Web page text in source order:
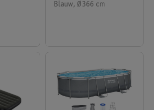
Blauw, Ø366 cm